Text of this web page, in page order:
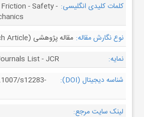
کلمات کلیدی انگلیسی: - Safety -
نوع نگارش مقاله: مقاله پژوهشی (Research Article)
نمایه:
List - JCR
شناسه دیجیتال (DOI):
s12283-
لینک سایت مرجع: